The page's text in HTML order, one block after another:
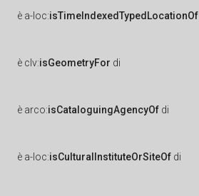
è a-loc:isTimeIndexedTypedLocationOf
è clv:isGeometryFor di
è arco:isCataloguingAgencyOf di
è a-loc:isCulturalInstituteOrSiteOf di